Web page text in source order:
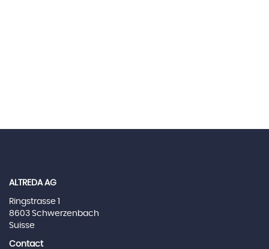
ALTREDA AG
Ringstrasse 1
8603 Schwerzenbach
Suisse
Contact